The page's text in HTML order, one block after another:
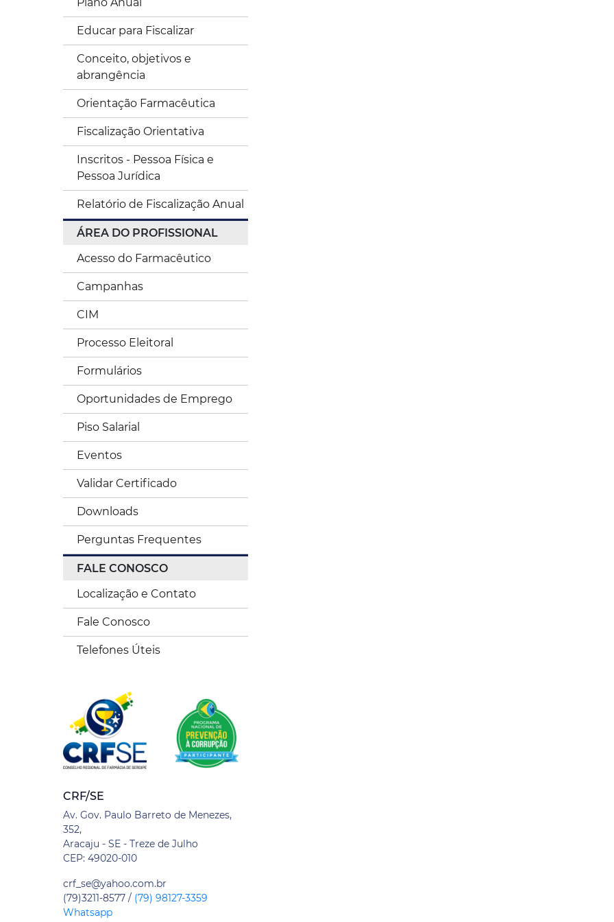
Educar para Fiscalizar
Conceito, objetivos e
abrangência
Orientação Farmacêutica
Fiscalização Orientativa
Inscritos - Pessoa Física e
Pessoa Jurídica
Relatório de Fiscalização Anual
ÁREA DO PROFISSIONAL
Acesso do Farmacêutico
Campanhas
CIM
Processo Eleitoral
Formulários
Oportunidades de Emprego
Piso Salarial
Eventos
Validar Certificado
Downloads
Perguntas Frequentes
FALE CONOSCO
Localização e Contato
Fale Conosco
Telefones Úteis
CRF/SE
Av. Gov. Paulo Barreto de Menezes,
352,
Aracaju - SE - Treze de Julho
CEP: 49020-010
crf_se@yahoo.com.br
(79)3211-8577 / (79) 98127-3359
Whatsapp